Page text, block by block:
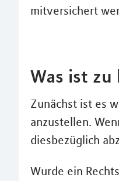
mitversichert
Was ist zu
Zunächst ist es
anzustellen.
diesbezüglich
Wurde ein